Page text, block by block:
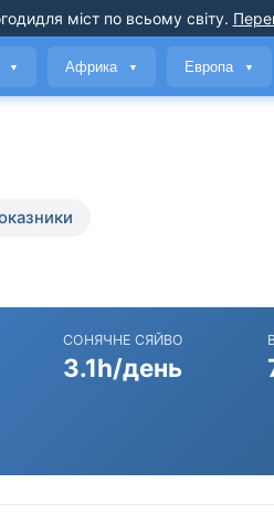
для міст по всьому світу.
▼ Африка ▼ Европа ▼
СОНЯЧНЕ СЯЙВО
3.1h/день